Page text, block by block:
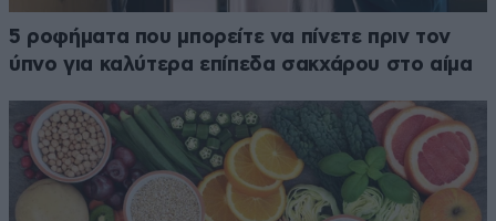
5 ροφήματα που μπορείτε να πίνετε πριν τον
ύπνο για καλύτερα επίπεδα σακχάρου στο αίμα